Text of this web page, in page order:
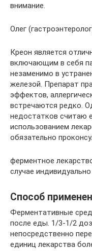
внимание.
Олег
Креон является
включающим в себя
незаменимо в
железой. Препарат
эффектов,
встречаются редко.
недостатков считаю
использованием
обязательно
ферментное
случае
Способ
Ферментативные
после еды. 1/3-1/2
непосредственно
единиц лекарства